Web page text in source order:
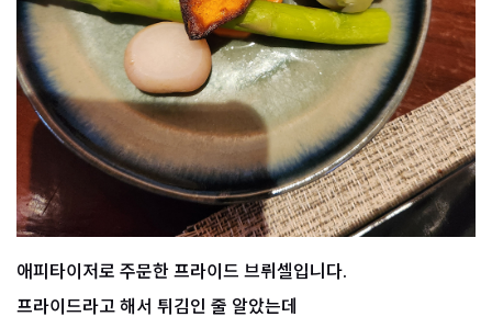
애피타이저로 주문한 프라이드 브뤼셀입니다.
프라이드라고 해서 튀김인 줄 알았는데